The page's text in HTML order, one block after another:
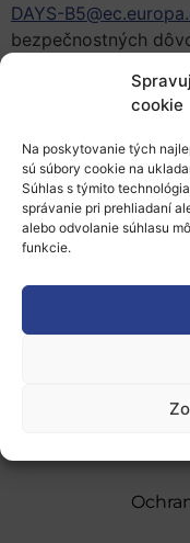
cookie
Na poskytovanie tých
sú súbory cookie na
Súhlas s týmito
správanie pri prehliadaní
alebo odvolanie súhlasu
funkcie.
DAYS-
bezpečnostných